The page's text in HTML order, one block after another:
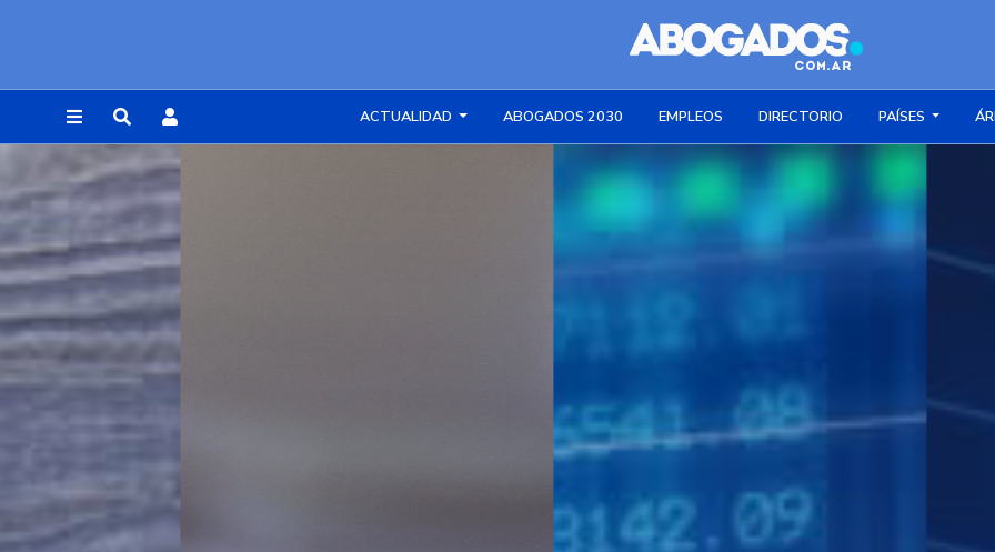
ACTUALIDAD ABOGADOS 2030 EMPLEOS DIRECTORIO PAÍSES